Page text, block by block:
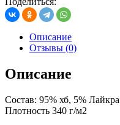
бенеттон
Описание
Отзывы (0)
Описание
Состав: 95% хб, 5% Лайкра
Плотность 340 г/м2